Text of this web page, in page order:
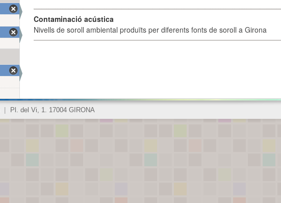
Contaminació acústica
Nivells de soroll ambiental produïts per diferents fonts de soroll a Girona
Pl. del Vi, 1. 17004 GIRONA